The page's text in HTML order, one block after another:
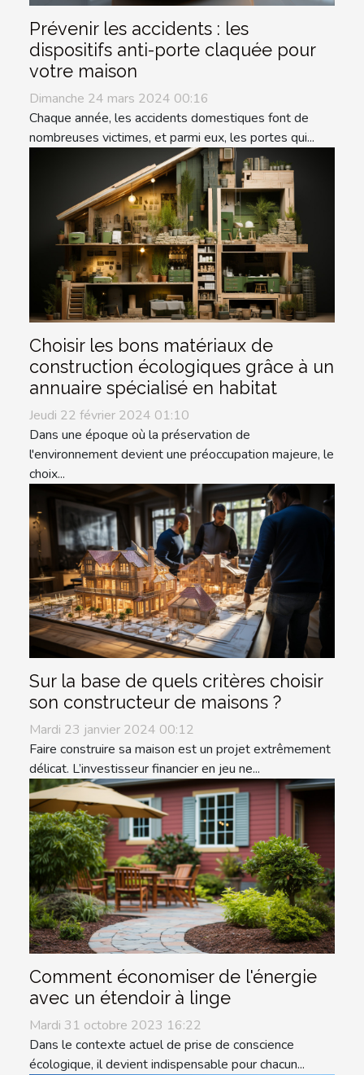
Prévenir les accidents : les
dispositifs anti-porte claquée pour
votre maison
Dimanche 24 mars 2024 00:16
Chaque année, les accidents domestiques font de
nombreuses victimes, et parmi eux, les portes qui...
Choisir les bons matériaux de
construction écologiques grâce à un
annuaire spécialisé en habitat
Jeudi 22 février 2024 01:10
Dans une époque où la préservation de
l'environnement devient une préoccupation majeure, le
choix...
Sur la base de quels critères choisir
son constructeur de maisons ?
Mardi 23 janvier 2024 00:12
Faire construire sa maison est un projet extrêmement
délicat. L’investisseur financier en jeu ne...
Comment économiser de l'énergie
avec un étendoir à linge
Mardi 31 octobre 2023 16:22
Dans le contexte actuel de prise de conscience
écologique, il devient indispensable pour chacun...